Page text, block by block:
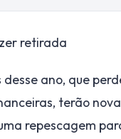
retirada
ano, que
terão
repescagem